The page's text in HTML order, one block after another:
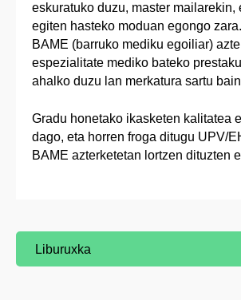
eskuratuko duzu, master mailarekin,
egiten hasteko moduan egongo
BAME (barruko mediku egoiliar)
espezialitate mediko bateko
ahalko duzu lan merkatura sartu
Gradu honetako ikasketen kalitatea
dago, eta horren froga ditugu UPV/
BAME azterketetan lortzen dituzten
(Beste leiho bat zabalduko du)
Liburuxka